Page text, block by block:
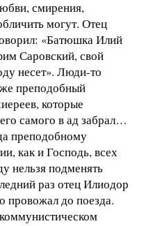
смирения,
могут. Отец
«Батюшка Илий
Саровский, свой
несет». Люди-то
преподобный
которые
самого в ад забрал…
преподобному
как и Господь, всех
нельзя подменять
раз отец Илиодор
провожал до поезда.